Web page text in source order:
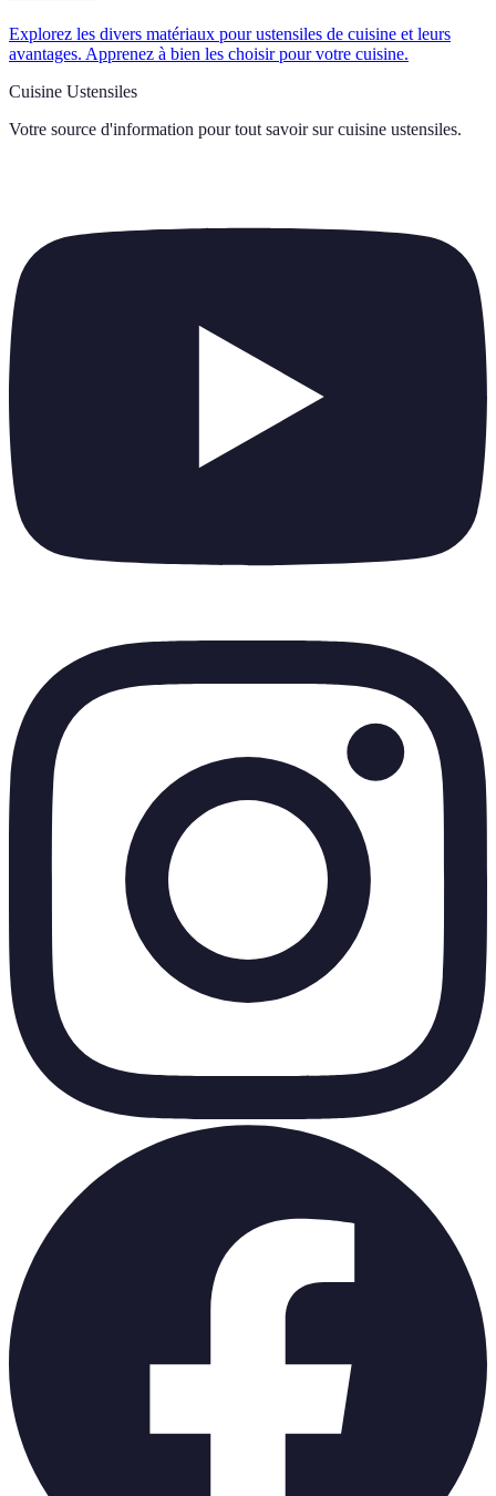
Explorez les divers matériaux pour ustensiles de cuisine et leurs
avantages. Apprenez à bien les choisir pour votre cuisine.
Cuisine Ustensiles
Votre source d'information pour tout savoir sur cuisine ustensiles.